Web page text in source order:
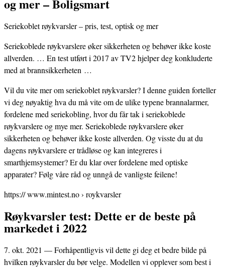
og mer – Boligsmart
Seriekoblet røykvarsler – pris, test, optisk og mer
Seriekoblede røykvarslere øker sikkerheten og behøver ikke koste
allverden. … En test utført i 2017 av TV2 hjelper deg konkluderte
med at brannsikkerheten …
Vil du vite mer om seriekoblet røykvarsler? I denne guiden forteller
vi deg nøyaktig hva du må vite om de ulike typene brannalarmer,
fordelene med seriekobling, hvor du får tak i seriekoblede
røykvarslere og mye mer. Seriekoblede røykvarslere øker
sikkerheten og behøver ikke koste allverden. Og visste du at du
dagens røykvarslere er trådløse og kan integreres i
smarthjemsystemer? Er du klar over fordelene med optiske
apparater? Følg våre råd og unngå de vanligste feilene!
https:// www.mintest.no › roykvarsler
Røykvarsler test: Dette er de beste på
markedet i 2022
7. okt. 2021 — Forhåpentligvis vil dette gi deg et bedre bilde på
hvilken røykvarsler du bør velge. Modellen vi opplever som best i